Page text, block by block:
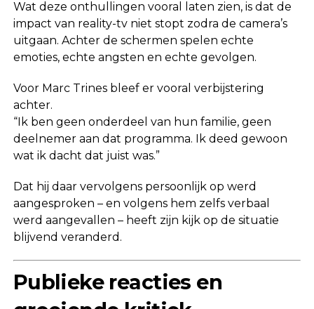
Wat deze onthullingen vooral laten zien, is dat de
impact van reality-tv niet stopt zodra de camera’s
uitgaan. Achter de schermen spelen echte
emoties, echte angsten en echte gevolgen.
Voor Marc Trines bleef er vooral verbijstering
achter.
“Ik ben geen onderdeel van hun familie, geen
deelnemer aan dat programma. Ik deed gewoon
wat ik dacht dat juist was.”
Dat hij daar vervolgens persoonlijk op werd
aangesproken – en volgens hem zelfs verbaal
werd aangevallen – heeft zijn kijk op de situatie
blijvend veranderd.
Publieke reacties en